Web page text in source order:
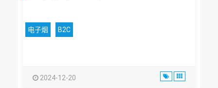
电子烟 B2C
2024-12-20